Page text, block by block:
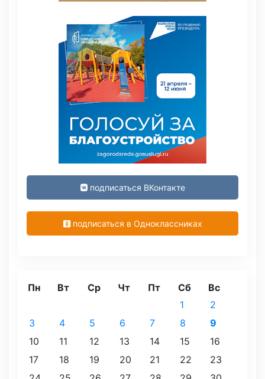
подписаться ВКонтакте
подписаться в Одноклассниках
Пн Вт Ср Чт Пт Сб Вс
1
2
3
4 5 6 7 8
9
10
11 12 13 14 15
16
17
18 19 20 21 22
23